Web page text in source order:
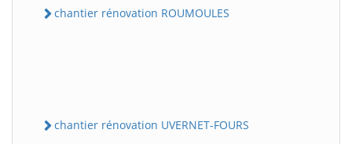
chantier rénovation ROUMOULES
chantier rénovation UVERNET-FOURS